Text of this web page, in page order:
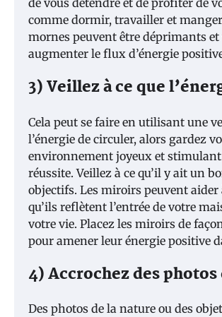
de vous détendre et de profiter de
comme dormir, travailler et
mornes peuvent être déprimants
augmenter le flux d’énergie
3) Veillez à ce que
Cela peut se faire en utilisant une
l’énergie de circuler, alors gardez
environnement joyeux et stimulant.
réussite. Veillez à ce qu’il y ait un
objectifs. Les miroirs peuvent
qu’ils reflètent l’entrée de votre
votre vie. Placez les miroirs de
pour amener leur énergie positive
4) Accrochez des
Des photos de la nature ou des